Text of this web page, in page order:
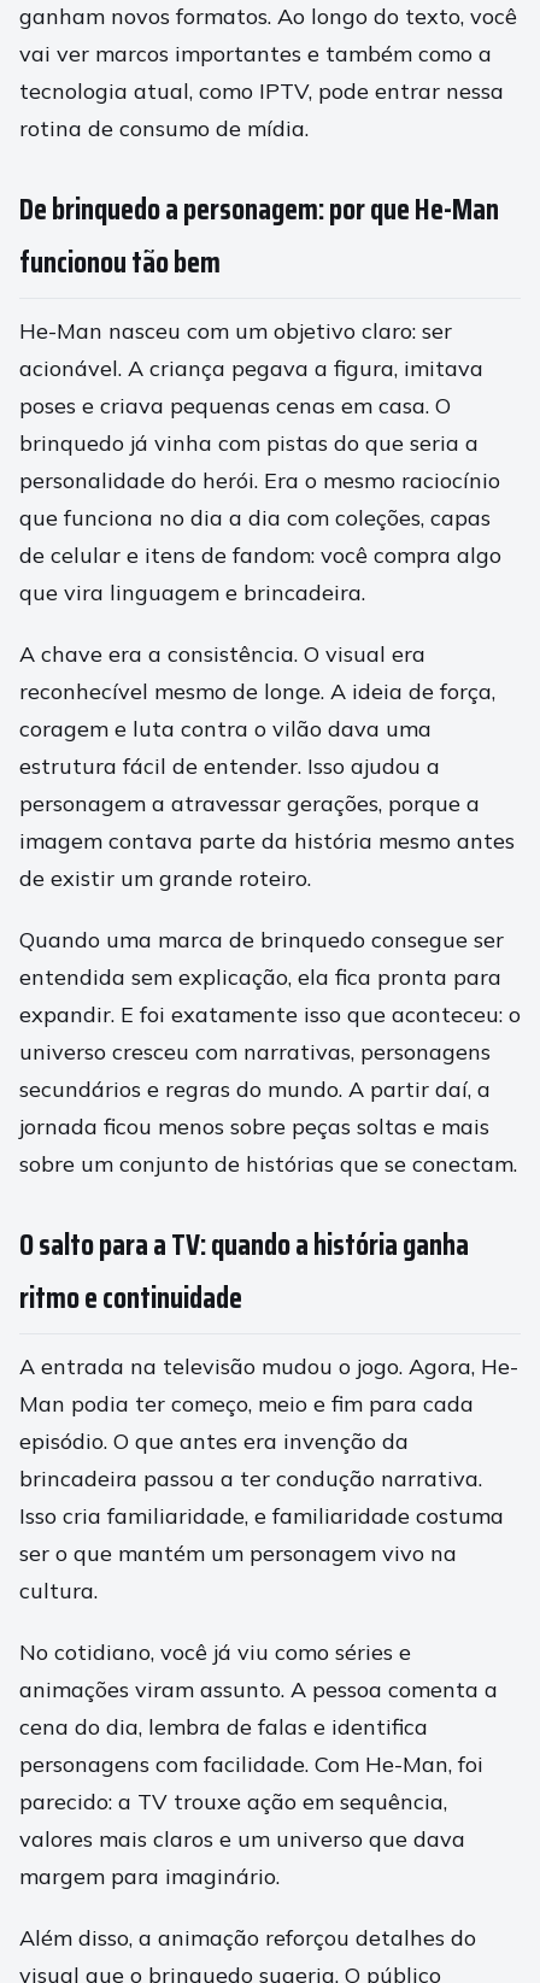
ganham novos formatos. Ao longo do texto, você
vai ver marcos importantes e também como a
tecnologia atual, como IPTV, pode entrar nessa
rotina de consumo de mídia.
De brinquedo a personagem: por que He-Man
funcionou tão bem
He-Man nasceu com um objetivo claro: ser
acionável. A criança pegava a figura, imitava
poses e criava pequenas cenas em casa. O
brinquedo já vinha com pistas do que seria a
personalidade do herói. Era o mesmo raciocínio
que funciona no dia a dia com coleções, capas
de celular e itens de fandom: você compra algo
que vira linguagem e brincadeira.
A chave era a consistência. O visual era
reconhecível mesmo de longe. A ideia de força,
coragem e luta contra o vilão dava uma
estrutura fácil de entender. Isso ajudou a
personagem a atravessar gerações, porque a
imagem contava parte da história mesmo antes
de existir um grande roteiro.
Quando uma marca de brinquedo consegue ser
entendida sem explicação, ela fica pronta para
expandir. E foi exatamente isso que aconteceu: o
universo cresceu com narrativas, personagens
secundários e regras do mundo. A partir daí, a
jornada ficou menos sobre peças soltas e mais
sobre um conjunto de histórias que se conectam.
O salto para a TV: quando a história ganha
ritmo e continuidade
A entrada na televisão mudou o jogo. Agora, He-
Man podia ter começo, meio e fim para cada
episódio. O que antes era invenção da
brincadeira passou a ter condução narrativa.
Isso cria familiaridade, e familiaridade costuma
ser o que mantém um personagem vivo na
cultura.
No cotidiano, você já viu como séries e
animações viram assunto. A pessoa comenta a
cena do dia, lembra de falas e identifica
personagens com facilidade. Com He-Man, foi
parecido: a TV trouxe ação em sequência,
valores mais claros e um universo que dava
margem para imaginário.
Além disso, a animação reforçou detalhes do
visual que o brinquedo sugeria. O público